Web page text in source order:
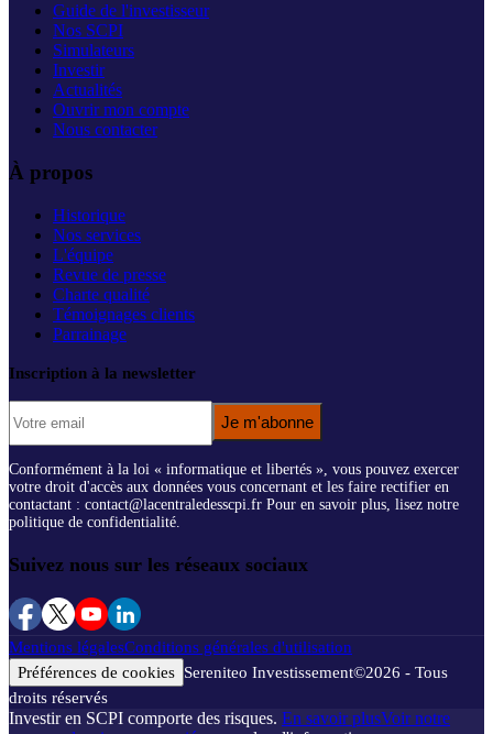
Guide de l'investisseur
Nos SCPI
Simulateurs
Investir
Actualités
Ouvrir mon compte
Nous contacter
À propos
Historique
Nos services
L'équipe
Revue de presse
Charte qualité
Témoignages clients
Parrainage
Inscription à la newsletter
Je m'abonne
Conformément à la loi « informatique et libertés », vous pouvez exercer
votre droit d'accès aux données vous concernant et les faire rectifier en
contactant : contact@lacentraledesscpi.fr Pour en savoir plus, lisez notre
politique de confidentialité.
Suivez nous sur les réseaux sociaux
Mentions légalesConditions générales d'utilisation
Préférences de cookies Sereniteo Investissement©2026 - Tous
droits réservés
Investir en SCPI comporte des risques. En savoir plusVoir notre